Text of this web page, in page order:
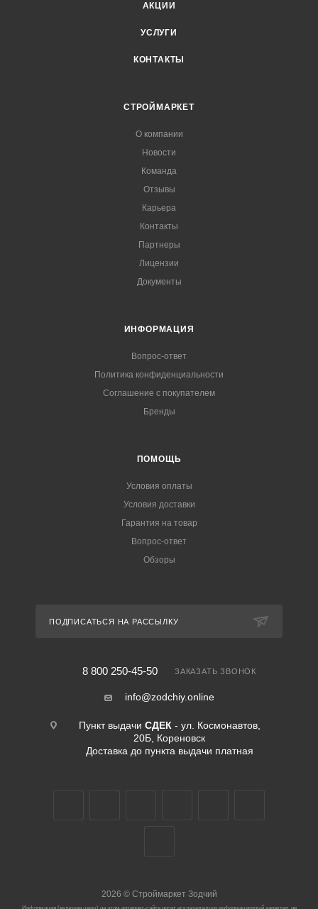
АКЦИИ
УСЛУГИ
КОНТАКТЫ
СТРОЙМАРКЕТ
О компании
Новости
Команда
Отзывы
Карьера
Контакты
Партнеры
Лицензии
Документы
ИНФОРМАЦИЯ
Вопрос-ответ
Политика конфиденциальности
Соглашение с покупателем
Бренды
ПОМОЩЬ
Условия оплаты
Условия доставки
Гарантия на товар
Вопрос-ответ
Обзоры
ПОДПИСАТЬСЯ НА РАССЫЛКУ
8 800 250-45-50 ЗАКАЗАТЬ ЗВОНОК
info@zodchiy.online
Пункт выдачи СДЕК - ул. Космонавтов,
20Б, Кореновск
Доставка до пункта выдачи платная
2026 ©Строймаркет Зодчий